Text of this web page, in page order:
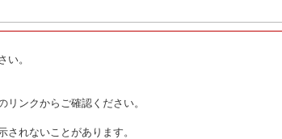
い。
リンクからご確認ください。
れないことがあります。